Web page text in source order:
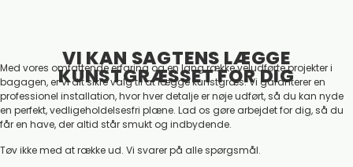
VI KAN SAGTENS LÆGGE
KUNSTGRÆSSET FOR DIG
Med vores omfattende erfaring og en lang række veludførte projekter i
bagagen, er vi dit sikre valg til at lægge kunstgræs. Vi garanterer en
professionel installation, hvor hver detalje er nøje udført, så du kan nyde
en perfekt, vedligeholdelsesfri plæne. Lad os gøre arbejdet for dig, så du
får en have, der altid står smukt og indbydende.
Tøv ikke med at række ud. Vi svarer på alle spørgsmål.